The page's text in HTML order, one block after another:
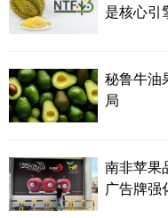
是核心引
秘鲁牛油
局
南非苹果
广告牌强